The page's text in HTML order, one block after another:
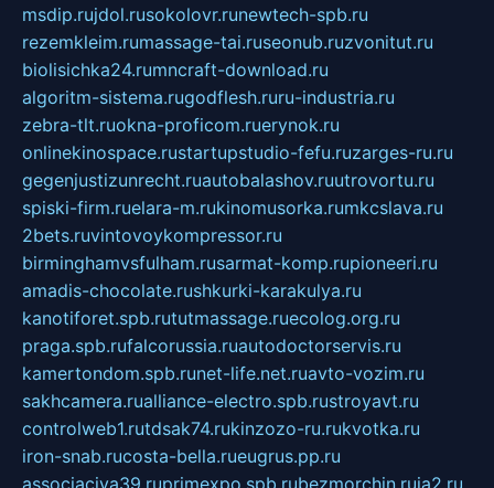
msdip.rujdol.rusokolovr.runewtech-spb.ru
rezemkleim.rumassage-tai.ruseonub.ruzvonitut.ru
biolisichka24.rumncraft-download.ru
algoritm-sistema.rugodflesh.ruru-industria.ru
zebra-tlt.ruokna-proficom.ruerynok.ru
onlinekinospace.rustartupstudio-fefu.ruzarges-ru.ru
gegenjustizunrecht.ruautobalashov.ruutrovortu.ru
spiski-firm.ruelara-m.rukinomusorka.rumkcslava.ru
2bets.ruvintovoykompressor.ru
birminghamvsfulham.rusarmat-komp.rupioneeri.ru
amadis-chocolate.rushkurki-karakulya.ru
kanotiforet.spb.rututmassage.ruecolog.org.ru
praga.spb.rufalcorussia.ruautodoctorservis.ru
kamertondom.spb.runet-life.net.ruavto-vozim.ru
sakhcamera.rualliance-electro.spb.rustroyavt.ru
controlweb1.rutdsak74.rukinzozo-ru.rukvotka.ru
iron-snab.rucosta-bella.rueugrus.pp.ru